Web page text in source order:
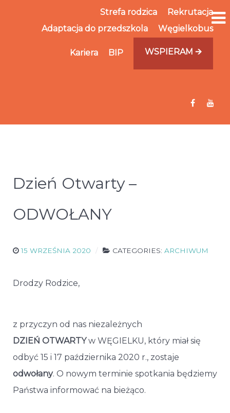
Strefa rodzica
Rekrutacja
Adaptacja do przedszkola
Węgielkobus
Kariera BIP WSPIERAM 🡪
Dzień Otwarty –
ODWOŁANY
15 WRZEŚNIA 2020 CATEGORIES: ARCHIWUM
Drodzy Rodzice,
z przyczyn od nas niezależnych
DZIEŃ OTWARTYw WĘGIELKU, który miał się
odbyć 15 i 17 października 2020 r., zostaje
odwołany. O nowym terminie spotkania będziemy
Państwa informować na bieżąco.